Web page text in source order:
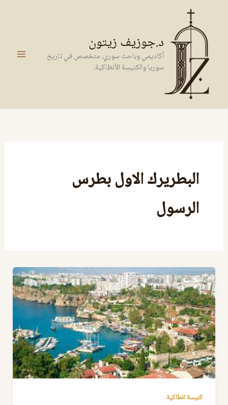
المحتوى
د.جوزيف زيتون
أكاديمي وباحث سوري، متخصص في تاريخ
سوريا والكنيسة الأنطاكية.
البطريرك الاول بطرس
الرسول
كنيسة انطاكية